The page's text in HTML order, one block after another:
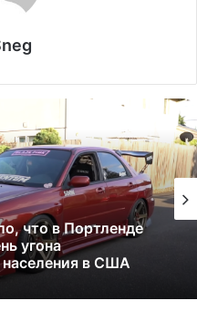
американских
к чему приведёт